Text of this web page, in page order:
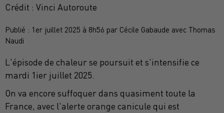
Crédit : Vinci Autoroute
Publié : 1er juillet 2025 à 8h56 par Cécile Gabaude avec Thomas
Naudi
L'épisode de chaleur se poursuit et s'intensifie ce
mardi 1ier juillet 2025.
On va encore suffoquer dans quasiment toute la
France, avec l'alerte orange canicule qui est